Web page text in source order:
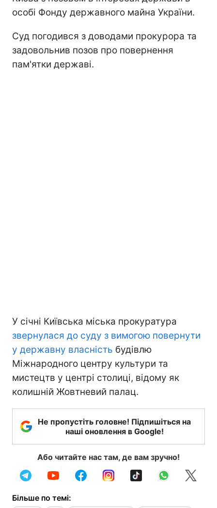
особі Фонду державного майна України.
Суд погодився з доводами прокурора та
задовольнив позов про повернення
пам'ятки державі.
У січні Київська міська прокуратура
звернулася до суду з вимогою повернути
у державну власність будівлю
Міжнародного центру культури та
мистецтв у центрі столиці, відому як
колишній Жовтневий палац.
Не пропустіть головне! Підпишіться на
наші оновлення в Google!
Або читайте нас там, де вам зручно!
Більше по темі: